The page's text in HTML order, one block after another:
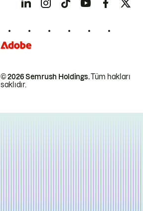
© 2026 Semrush Holdings.Tüm hakları
saklıdır.